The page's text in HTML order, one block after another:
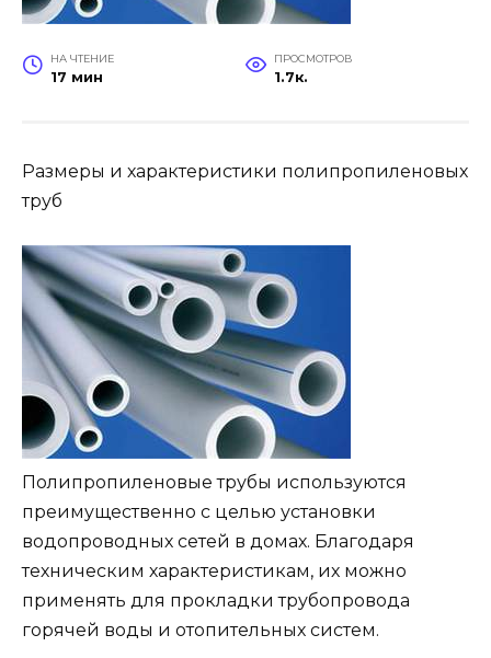
НА ЧТЕНИЕ
17 мин
ПРОСМОТРОВ
1.7к.
Размеры и характеристики полипропиленовых
труб
Полипропиленовые трубы используются
преимущественно с целью установки
водопроводных сетей в домах. Благодаря
техническим характеристикам, их можно
применять для прокладки трубопровода
горячей воды и отопительных систем.